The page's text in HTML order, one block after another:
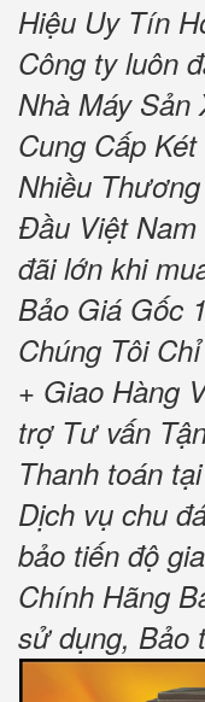
Hiệu Uy Tín
Công ty luôn
Nhà Máy Sản
Cung Cấp
Nhiều
Đầu Việt Nam
đãi lớn khi
Bảo Giá Gốc
Chúng Tôi
+ Giao Hàng
trợ Tư vấn
Thanh toán
Dịch vụ chu
bảo tiến độ
Chính Hãng
sử dụng, Bảo